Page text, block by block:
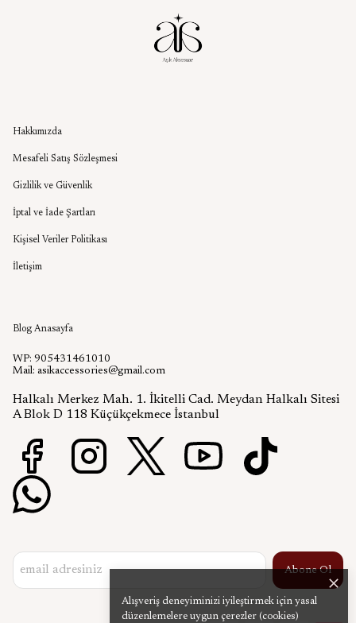
Alışveriş deneyiminizi iyileştirmek için yasal
düzenlemelere uygun çerezler (cookies)
Hakkımızda
Mesafeli Satış Sözleşmesi
Gizlilik ve Güvenlik
İptal ve İade Şartları
Kişisel Veriler Politikası
İletişim
Blog Anasayfa
WP: 905431461010
Mail: asikaccessories@gmail.com
Halkalı Merkez Mah. 1. İkitelli Cad. Meydan Halkalı Sitesi
A Blok D 118 Küçükçekmece İstanbul
Abone Ol